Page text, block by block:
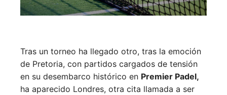
Tras un torneo ha llegado otro, tras la emoción
de Pretoria, con partidos cargados de tensión
en su desembarco histórico en Premier Padel,
ha aparecido Londres, otra cita llamada a ser